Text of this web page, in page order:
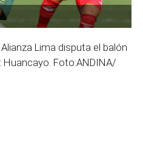
Lima disputa el balón
Foto:ANDINA/